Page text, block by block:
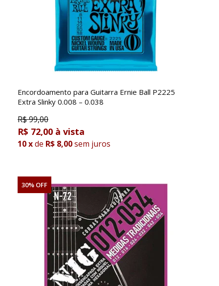
Encordoamento para Guitarra Ernie Ball P2225
Extra Slinky 0.008 – 0.038
R$99,00
R$ 72,00
10xde R$ 8,00sem juros
30% OFF